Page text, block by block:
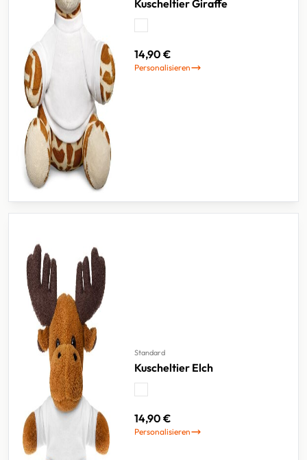
Kuscheltier Giraffe
14,90 €
Personalisieren
Standard
Kuscheltier Elch
14,90 €
Personalisieren